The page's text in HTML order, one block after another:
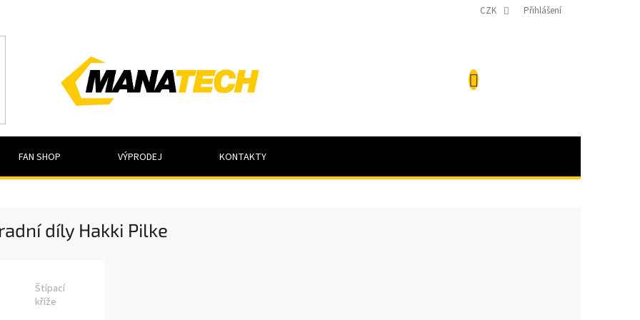
CZK Přihlášení
FAN SHOP VÝPRODEJ KONTAKTY
díly Hakki Pilke
Štípací
kříže